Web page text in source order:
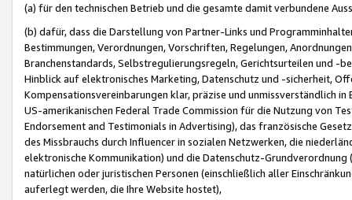
(a) für den technischen Betrieb und die gesamte damit verbundene
(b) dafür, dass die Darstellung von Partner-Links und
Bestimmungen, Verordnungen, Vorschriften, Regelungen,
Branchenstandards, Selbstregulierungsregeln, Gerichtsurteilen und -
Hinblick auf elektronisches Marketing, Datenschutz und -sicherheit,
Kompensationsvereinbarungen klar, präzise und unmissverständlich
US-amerikanischen Federal Trade Commission für die Nutzung von
Endorsement and Testimonials in Advertising), das französische
des Missbrauchs durch Influencer in sozialen Netzwerken, die
elektronische Kommunikation) und die Datenschutz-
natürlichen oder juristischen Personen (einschließlich aller
auferlegt werden, die Ihre Website hostet),